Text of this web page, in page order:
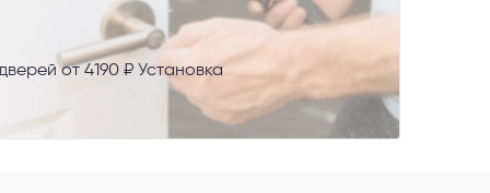
от 4190 ₽ Установка